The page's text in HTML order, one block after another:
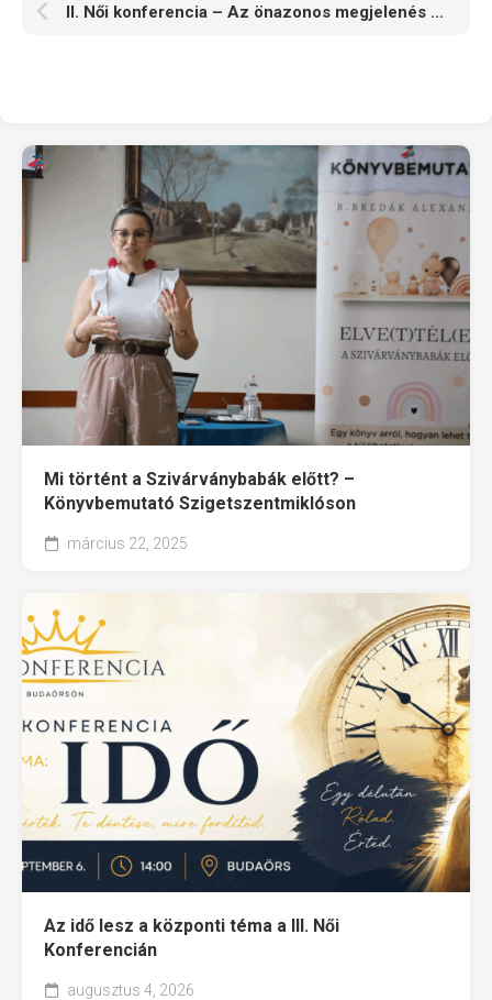
II. Női konferencia – Az önazonos megjelenés varázsa
Mi történt a Szivárványbabák előtt? –
Könyvbemutató Szigetszentmiklóson
március 22, 2025
Az idő lesz a központi téma a III. Női
Konferencián
augusztus 4, 2026